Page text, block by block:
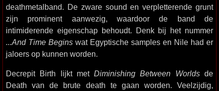
deathmetalband. De zware sound en verpletterende grunt
zijn prominent aanwezig, waardoor de band de
intimiderende eigenschap behoudt. Denk bij het nummer
...And Time Begins wat Egyptische samples en Nile had er
jaloers op kunnen worden.
Decrepit Birth lijkt metDiminishing Between Worldsde
Death van de brute death te gaan worden. Veelzijdig,